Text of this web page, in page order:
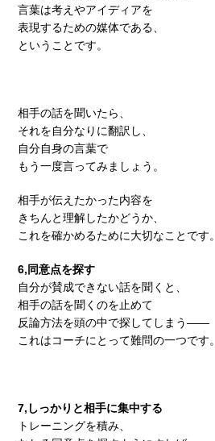
言葉は考えやアイディアを
表現するための媒体である、
ということです。
相手の話を聞いたら、
それを自分なりに翻訳し、
自分自身の言葉で
もう一度言ってみましょう。
相手が伝えたかった内容を
きちんと理解したかどうか、
これを確かめるために大切なことです。
6,同意点を探す
自分が賛成できない話を聞くと、
相手の話を聞くのを止めて
反論方法を頭の中で探してしまう――
これはコーチにとって難問の一つです。
7,しっかりと相手に集中する
トレーニングを積み、